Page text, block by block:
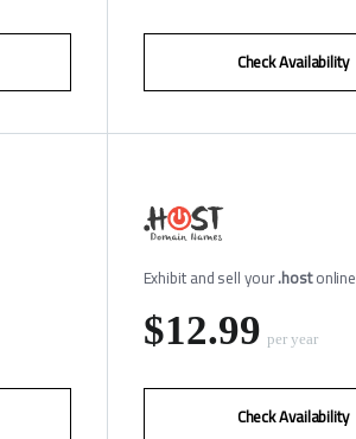
Check Availability
Exhibit and sell your.hostonline
‪$12.99 per year
Check Availability